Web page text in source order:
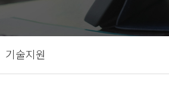
기술지원